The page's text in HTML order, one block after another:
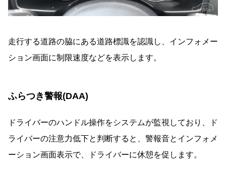
走行する道路の脇にある道路標識を認識し、インフォメー
ション画面に制限速度などを表示します。
ふらつき警報(DAA)
ドライバーのハンドル操作をシステムが監視しており、ド
ライバーの注意力低下と判断すると、警報音とインフォメ
ーション画面表示で、ドライバーに休憩を促します。